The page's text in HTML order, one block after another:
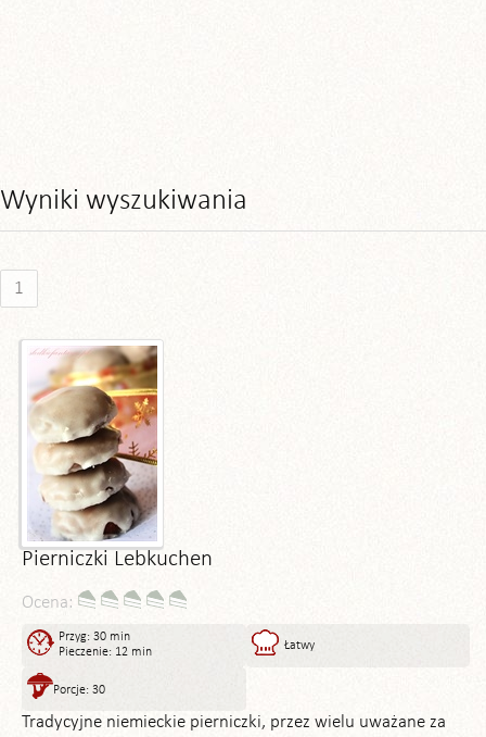
Wyniki wyszukiwania
1
Pierniczki Lebkuchen
Ocena:
Przyg: 30 min
Pieczenie: 12 min
Łatwy
Porcje: 30
Tradycyjne niemieckie pierniczki, przez wielu uważane za